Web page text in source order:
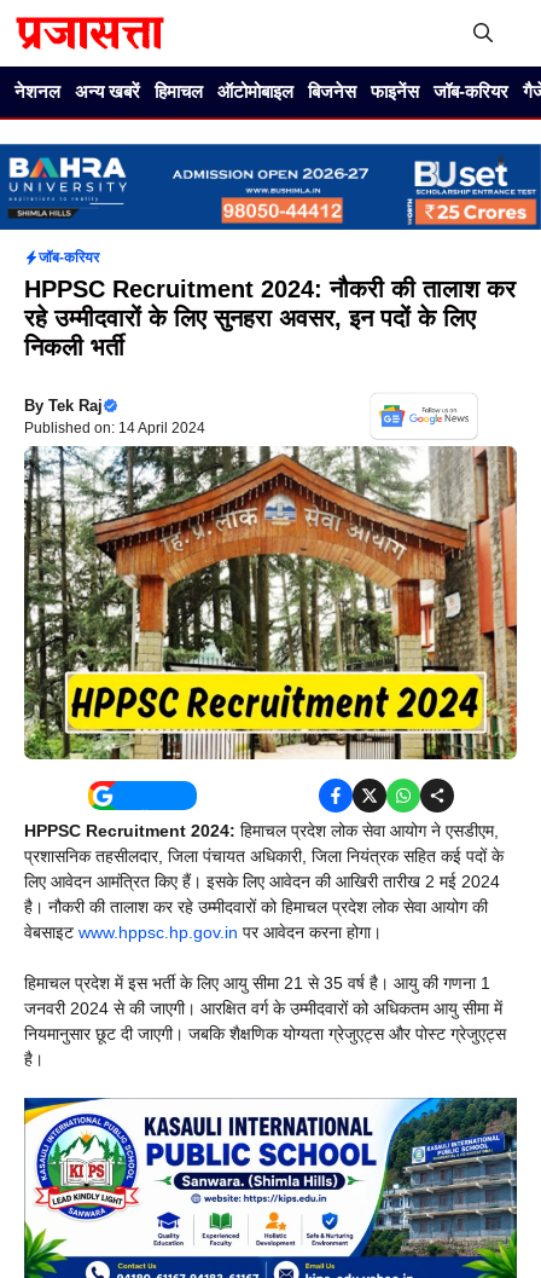
नेशनल अन्य खबरें हिमाचल ऑटोमोबाइल बिजनेस फाइनेंस जॉब-करियर
जॉब-करियर
HPPSC Recruitment 2024: नौकरी की तालाश कर
रहे उम्मीदवारों के लिए सुनहरा अवसर, इन पदों के लिए
निकली भर्ती
By Tek Raj
Published on: 14 April 2024
HPPSC Recruitment 2024: हिमाचल प्रदेश लोक सेवा आयोग ने एसडीएम,
प्रशासनिक तहसीलदार, जिला पंचायत अधिकारी, जिला नियंत्रक सहित कई पदों के
लिए आवेदन आमंत्रित किए हैं। इसके लिए आवेदन की आखिरी तारीख 2 मई 2024
है। नौकरी की तालाश कर रहे उम्मीदवारों को हिमाचल प्रदेश लोक सेवा आयोग की
वेबसाइट www.hppsc.hp.gov.in पर आवेदन करना होगा।
हिमाचल प्रदेश में इस भर्ती के लिए आयु सीमा 21 से 35 वर्ष है। आयु की गणना 1
जनवरी 2024 से की जाएगी। आरक्षित वर्ग के उम्मीदवारों को अधिकतम आयु सीमा में
नियमानुसार छूट दी जाएगी। जबकि शैक्षणिक योग्यता ग्रेजुएट्स और पोस्ट ग्रेजुएट्स
है।